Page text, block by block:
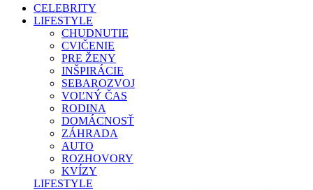
CELEBRITY
LIFESTYLE
CHUDNUTIE
CVIČENIE
PRE ŽENY
INŠPIRÁCIE
SEBAROZVOJ
VOĽNÝ ČAS
RODINA
DOMÁCNOSŤ
ZÁHRADA
AUTO
ROZHOVORY
KVÍZY
LIFESTYLE